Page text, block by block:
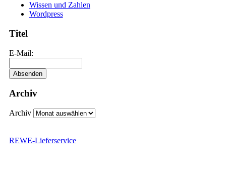
Wissen und Zahlen
Wordpress
Titel
E-Mail:
Archiv
Archiv
REWE-Lieferservice